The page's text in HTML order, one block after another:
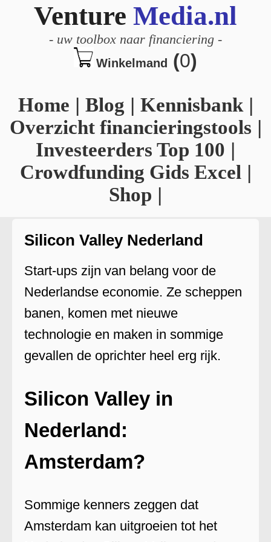
Venture Media.nl
- uw toolbox naar financiering -
Winkelmand (0)
Home | Blog | Kennisbank|
Overzicht financieringstools |
Investeerders Top 100 |
Crowdfunding Gids Excel |
Shop |
Silicon Valley Nederland
Start-ups zijn van belang voor de
Nederlandse economie. Ze scheppen
banen, komen met nieuwe
technologie en maken in sommige
gevallen de oprichter heel erg rijk.
Silicon Valley in
Nederland:
Amsterdam?
Sommige kenners zeggen dat
Amsterdam kan uitgroeien tot het